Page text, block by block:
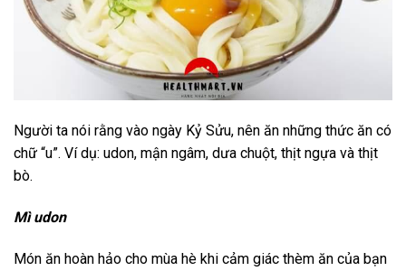
Người ta nói rằng vào ngày Kỷ Sửu, nên ăn những thức ăn có
chữ “u”. Ví dụ: udon, mận ngâm, dưa chuột, thịt ngựa và thịt
bò.
Mì udon
Món ăn hoàn hảo cho mùa hè khi cảm giác thèm ăn của bạn